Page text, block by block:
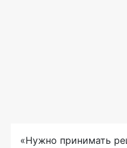
«Нужно принимать